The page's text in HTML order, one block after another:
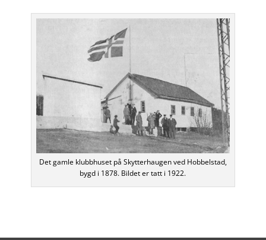
Det gamle klubbhuset på Skytterhaugen ved Hobbelstad,
bygd i 1878. Bildet er tatt i 1922.